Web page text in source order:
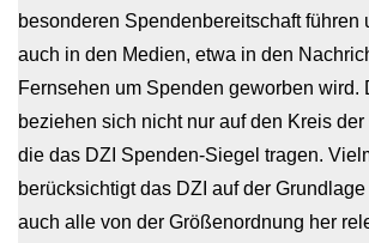
besonderen Spendenbereitschaft führen
auch in den Medien, etwa in den
Fernsehen um Spenden geworben wird.
beziehen sich nicht nur auf den Kreis
die das DZI Spenden-Siegel tragen.
berücksichtigt das DZI auf der
auch alle von der Größenordnung her